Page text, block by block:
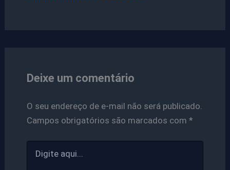
Deixe um comentário
O seu endereço de e-mail não será publicado.
Campos obrigatórios são marcados com *
aqui...